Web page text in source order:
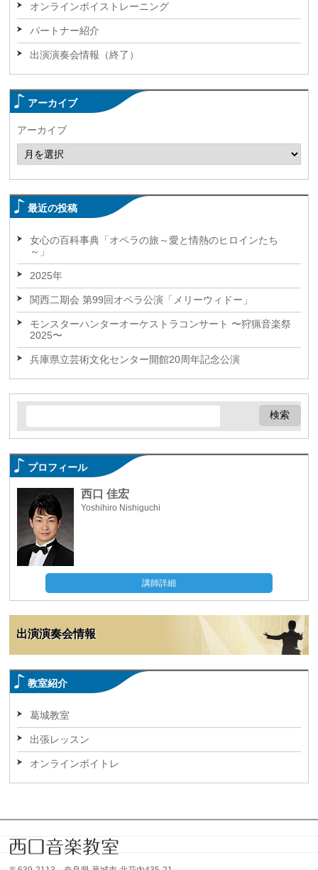
オンラインボイストレーニング
パートナー紹介
出演演奏会情報（終了）
アーカイブ
アーカイブ
最近の投稿
女心の百科事典「オペラの旅～愛と情熱のヒロインたち
～」
2025年
関西二期会 第99回オペラ公演「メリーウィドー」
モンスターハンターオーケストラコンサート 〜狩猟音楽祭
2025〜
兵庫県立芸術文化センター開館20周年記念公演
プロフィール
西口 佳宏
Yoshihiro Nishiguchi
講師詳細
出演演奏会情報
教室紹介
葛城教室
出張レッスン
オンラインボイトレ